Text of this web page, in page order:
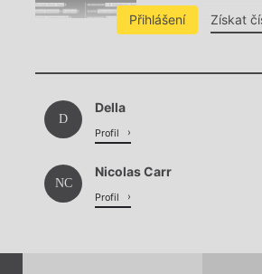
Přihlášení Získat
Chviličku.
D
Della
Profil
NC
Nicolas Carr
Profil